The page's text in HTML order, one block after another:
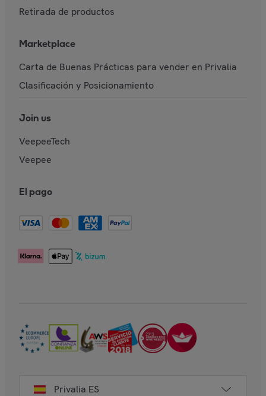
Retirada de productos
Marketplace
Carta de Buenas Prácticas para vender en Privalia
Clasificación y Posicionamiento
Join us
VeepeeTech
Veepee
El pago
Privalia ES